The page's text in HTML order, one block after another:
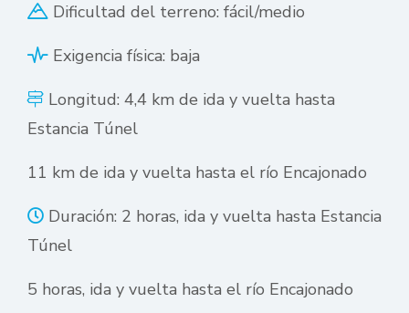
Dificultad del terreno: fácil/medio
Exigencia física: baja
Longitud: 4,4 km de ida y vuelta hasta
Estancia Túnel
11 km de ida y vuelta hasta el río Encajonado
Duración: 2 horas, ida y vuelta hasta Estancia
Túnel
5 horas, ida y vuelta hasta el río Encajonado